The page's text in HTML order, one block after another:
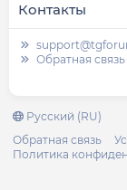
Контакты
Обратная связь
Русский (RU)
Обратная связь
Политика